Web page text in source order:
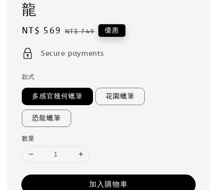
龍
Sale
NT$ 569 Regular
NT$ 749 優惠
Secure payments
款式
多感官幾何蠟筆 花園蠟筆
恐龍蠟筆
數量
加入購物車